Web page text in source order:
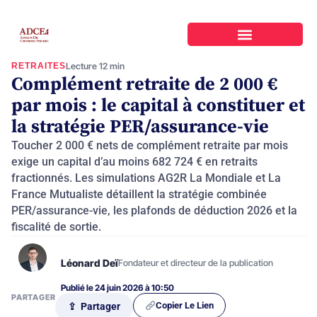
RETRAITESLecture 12 min
Complément retraite de 2 000 €
par mois : le capital à constituer et
la stratégie PER/assurance-vie
Toucher 2 000 € nets de complément retraite par mois
exige un capital d’au moins 682 724 € en retraits
fractionnés. Les simulations AG2R La Mondiale et La
France Mutualiste détaillent la stratégie combinée
PER/assurance-vie, les plafonds de déduction 2026 et la
fiscalité de sortie.
Léonard DeïFondateur et directeur de la publication
Publié le 24 juin 2026 à 10:50
PARTAGER
⇪ Partager Copier Le Lien